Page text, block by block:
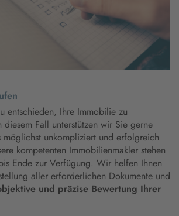
entschieden, Ihre Immobilie zu
Fall unterstützen wir Sie gerne
möglichst unkompliziert und erfolgreich
kompetenten Immobilienmakler stehen
Ende zur Verfügung. Wir helfen Ihnen
aller erforderlichen Dokumente und
und präzise Bewertung Ihrer